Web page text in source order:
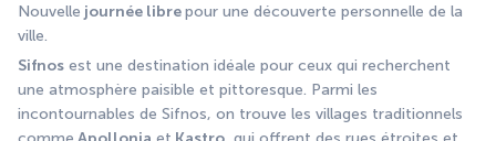
Nouvelle journée libre pour une découverte personnelle de la
ville.
Sifnos est une destination idéale pour ceux qui recherchent
une atmosphère paisible et pittoresque. Parmi les
incontournables de Sifnos, on trouve les villages traditionnels